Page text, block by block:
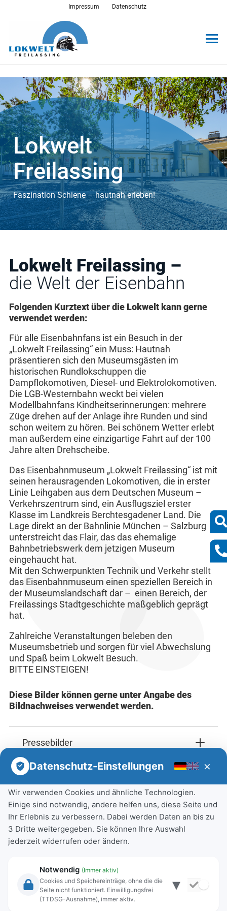
Impressum Datenschutz
Lokwelt
Freilassing
Faszination Schiene – hautnah erleben!
Lokwelt Freilassing –
die Welt der Eisenbahn
Folgenden Kurztext über die Lokwelt kann gerne
verwendet werden:
Für alle Eisenbahnfans ist ein Besuch in der
„Lokwelt Freilassing“ ein Muss: Hautnah
präsentieren sich den Museumsgästen im
historischen Rundlokschuppen die
Dampflokomotiven, Diesel- und Elektrolokomotiven.
Die LGB-Westernbahn weckt bei vielen
Modellbahnfans Kindheitserinnerungen: mehrere
Züge drehen auf der Anlage ihre Runden und sind
schon weitem zu hören. Bei schönem Wetter erlebt
man außerdem eine einzigartige Fahrt auf der 100
Jahre alten Drehscheibe.
Das Eisenbahnmuseum „Lokwelt Freilassing“ ist mit
seinen herausragenden Lokomotiven, die in erster
Linie Leihgaben aus dem Deutschen Museum –
Verkehrszentrum sind, ein Ausflugsziel erster
Klasse im Landkreis Berchtesgadener Land. Die
Lage direkt an der Bahnlinie München – Salzburg
unterstreicht das Flair, das das ehemalige
Bahnbetriebswerk dem jetzigen Museum
eingehaucht hat.
Mit den Schwerpunkten Technik und Verkehr stellt
das Eisenbahnmuseum einen speziellen Bereich in
der Museumslandschaft dar – einen Bereich, der
Freilassings Stadtgeschichte maßgeblich geprägt
hat.
Zahlreiche Veranstaltungen beleben den
Museumsbetrieb und sorgen für viel Abwechslung
und Spaß beim Lokwelt Besuch.
BITTE EINSTEIGEN!
Diese Bilder können gerne unter Angabe des
Bildnachweises verwendet werden.
Pressebilder
Datenschutz-Einstellungen ×
Wir verwenden Cookies und ähnliche Technologien.
Einige sind notwendig, andere helfen uns, diese Seite und
Ihr Erlebnis zu verbessern. Dabei werden Daten an bis zu
3 Dritte weitergegeben. Sie können Ihre Auswahl
jederzeit widerrufen oder ändern.
Notwendig (Immer aktiv)
Cookies und Speichereinträge, ohne die die
Seite nicht funktioniert. Einwilligungsfrei
(TTDSG-Ausnahme), immer aktiv.
▾